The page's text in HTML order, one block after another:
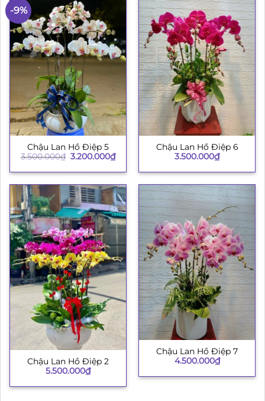
-9%
Chậu Lan Hồ Điệp 5
3.500.000₫ Giá
là:
3.200.000₫Giá
hiện
tại
3.200.000₫.
Chậu Lan Hồ Điệp 6
3.500.000₫
Chậu Lan Hồ Điệp 2
5.500.000₫
Chậu Lan Hồ Điệp 7
4.500.000₫